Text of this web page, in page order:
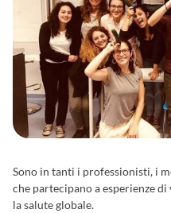
Sono in tanti i professionisti, i
che partecipano a esperienze
la salute globale.